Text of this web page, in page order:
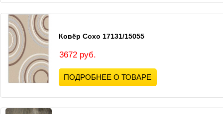
Ковёр Сохо 17131/15055
3672 руб.
ПОДРОБНЕЕ О ТОВАРЕ